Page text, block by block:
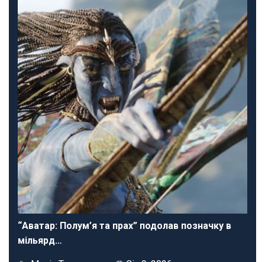
“Аватар: Полум’я та прах” подолав позначку в
мільярд…